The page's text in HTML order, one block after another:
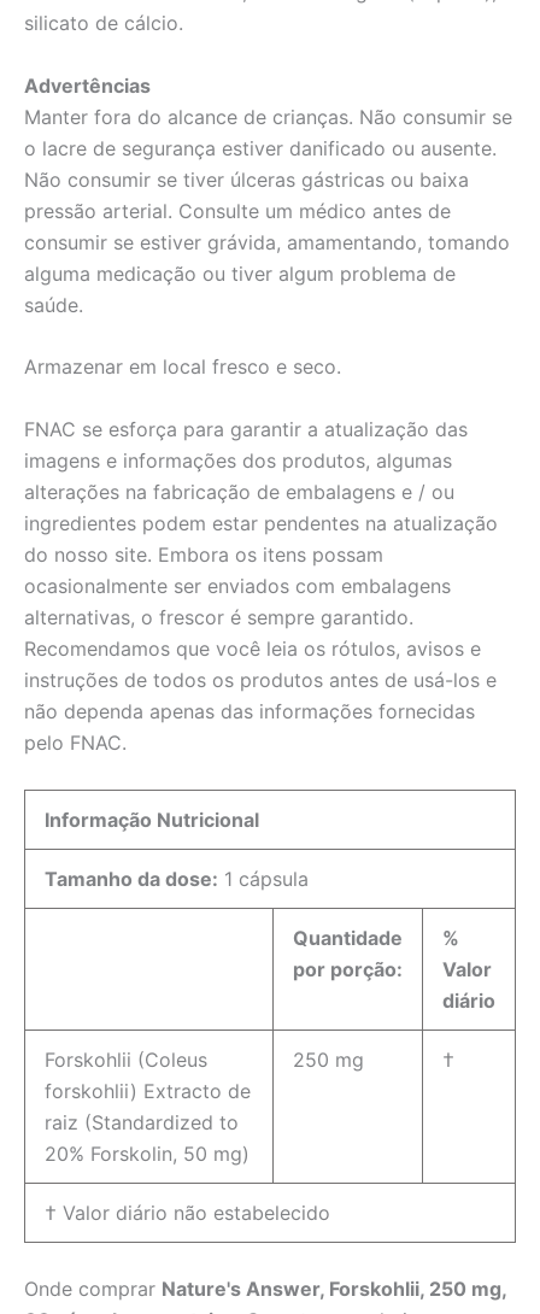
silicato de cálcio.
Advertências
Manter fora do alcance de crianças. Não consumir se
o lacre de segurança estiver danificado ou ausente.
Não consumir se tiver úlceras gástricas ou baixa
pressão arterial. Consulte um médico antes de
consumir se estiver grávida, amamentando, tomando
alguma medicação ou tiver algum problema de
saúde.
Armazenar em local fresco e seco.
FNAC se esforça para garantir a atualização das
imagens e informações dos produtos, algumas
alterações na fabricação de embalagens e / ou
ingredientes podem estar pendentes na atualização
do nosso site. Embora os itens possam
ocasionalmente ser enviados com embalagens
alternativas, o frescor é sempre garantido.
Recomendamos que você leia os rótulos, avisos e
instruções de todos os produtos antes de usá-los e
não dependa apenas das informações fornecidas
pelo FNAC.
Informação Nutricional
Tamanho da dose: 1 cápsula
Quantidade
por porção:
%
Valor
diário
Forskohlii (Coleus
forskohlii) Extracto de
raiz (Standardized to
20% Forskolin, 50 mg)
250 mg †
† Valor diário não estabelecido
Onde comprar Nature's Answer, Forskohlii, 250 mg,